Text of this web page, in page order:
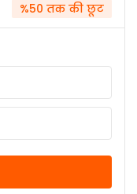
%50 तक की छूट